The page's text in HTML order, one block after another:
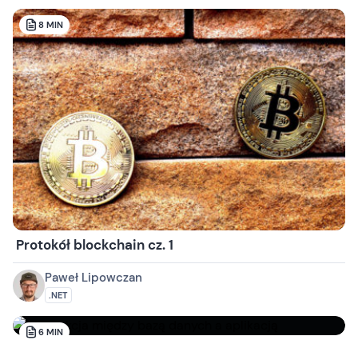
8 MIN
Protokół blockchain cz. 1
Paweł Lipowczan
.NET
6 MIN